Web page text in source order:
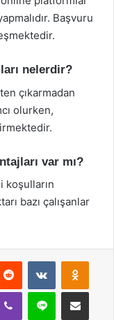
Başvuru
nelerdir?
çıkarmadan
olurken,
var mı?
koşulların
bazı çalışanlar
Reddit VKontakte
Viber Line E-Posta ile